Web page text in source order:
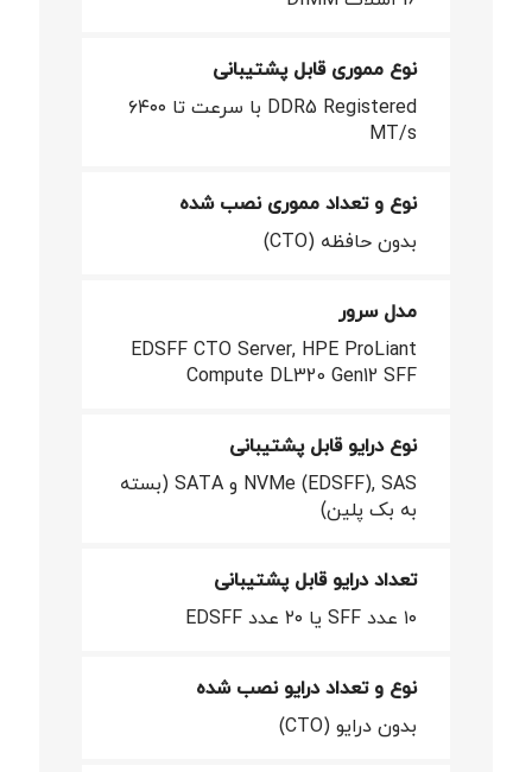
نوع مموری قابل پشتیبانی
DDR5 Registered با سرعت تا ۶۴۰۰
MT/s
نوع و تعداد مموری نصب شده
بدون حافظه (CTO)
مدل سرور
EDSFF CTO Server, HPE ProLiant
Compute DL320 Gen12 SFF
نوع درایو قابل پشتیبانی
NVMe (EDSFF), SAS و SATA (بسته
به بک پلین)
تعداد درایو قابل پشتیبانی
۱۰ عدد SFF یا ۲۰ عدد EDSFF
نوع و تعداد درایو نصب شده
بدون درایو (CTO)